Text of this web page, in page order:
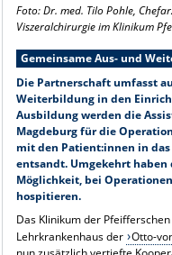
Foto: Dr. med. Tilo Pohle,
Viszeralchirurgie im Klinikum
Gemeinsame Aus- und
Die Partnerschaft umfasst
Weiterbildung in den
Ausbildung werden die
Magdeburg für die
mit den Patient:innen in
entsandt. Umgekehrt
Möglichkeit, bei
hospitieren.
Das Klinikum der
Lehrkrankenhaus der Otto-